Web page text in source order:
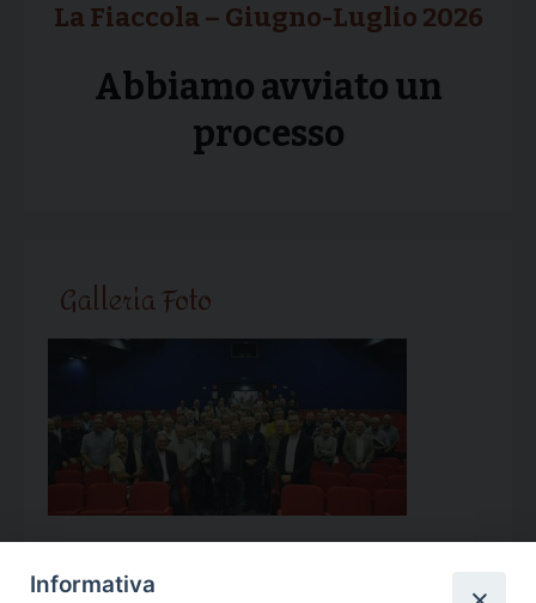
La Fiaccola – Giugno-Luglio 2026
Abbiamo avviato un
processo
Galleria Foto
Informativa